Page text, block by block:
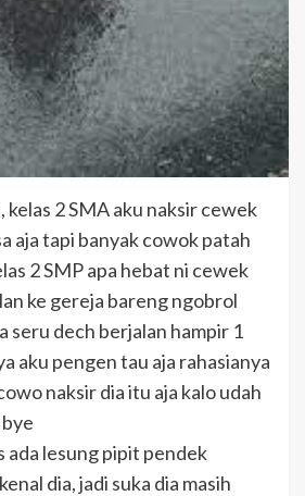
kelas 2 SMA aku naksir cewek
aja tapi banyak cowok patah
2 SMP apa hebat ni cewek
ke gereja bareng ngobrol
seru dech berjalan hampir 1
aku pengen tau aja rahasianya
naksir dia itu aja kalo udah
ada lesung pipit pendek
dia, jadi suka dia masih